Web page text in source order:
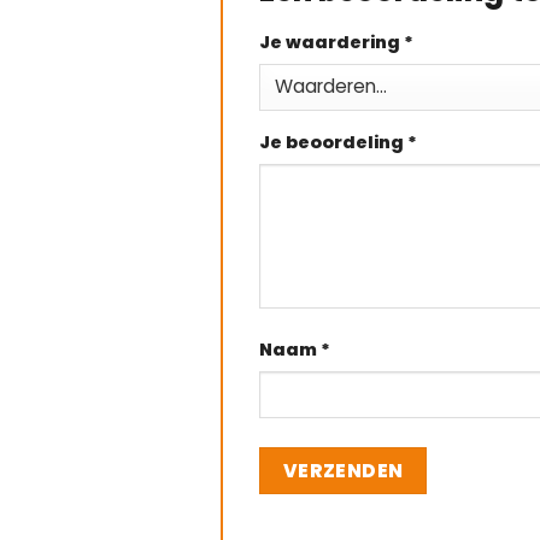
Je waardering *
Je beoordeling *
Naam *